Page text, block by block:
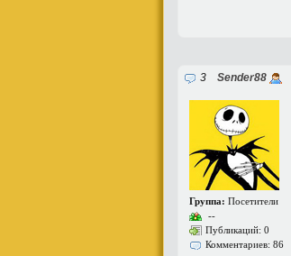
3 Sender88
Группа: Посетители
--
Публикаций: 0
Комментариев: 86